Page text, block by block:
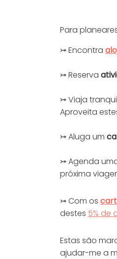
Para
⤖ Encontra
⤖ Reserva at
⤖ Viaja
Aproveita
⤖ Aluga um
⤖ Agenda
próxima
⤖ Com os
destes 5% de
Estas são
ajudar-me a